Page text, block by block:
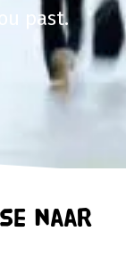
past.
naar